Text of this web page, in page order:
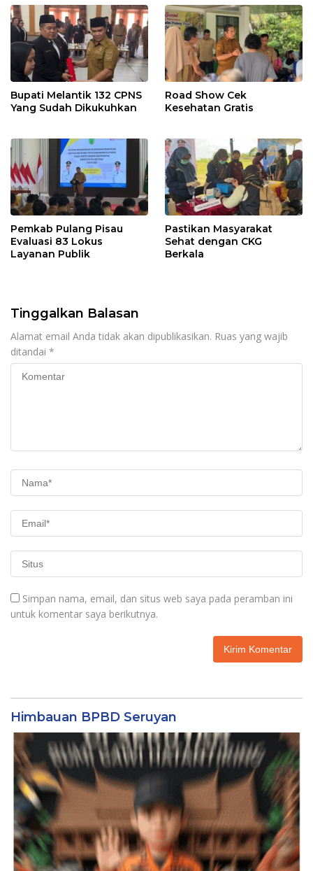
Bupati Melantik 132 CPNS
Yang Sudah Dikukuhkan
Road Show Cek
Kesehatan Gratis
Pemkab Pulang Pisau
Evaluasi 83 Lokus
Layanan Publik
Pastikan Masyarakat
Sehat dengan CKG
Berkala
Tinggalkan Balasan
Alamat email Anda tidak akan dipublikasikan. Ruas yang wajib
ditandai *
Simpan nama, email, dan situs web saya pada peramban ini
untuk komentar saya berikutnya.
Himbauan BPBD Seruyan